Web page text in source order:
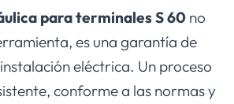
para terminales S 60 no
es una garantía de
eléctrica. Un proceso
conforme a las normas y